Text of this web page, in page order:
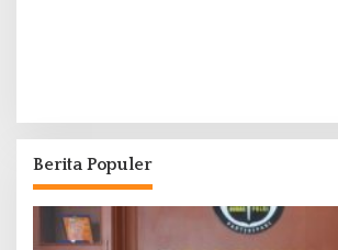
Berita Populer